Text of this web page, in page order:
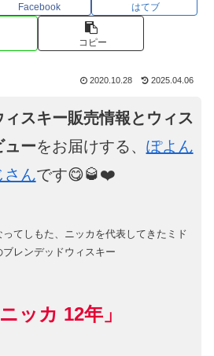
Facebook はてブ
コピー
2020.10.28 2025.04.06
ィスキー販売情報とウィス
ューをお届けする、 ぽよん
さんです😋🥃❤️
てしもた、ニッカを代表してきたミド
ブレンデッドウィスキー
ッカ 12年」